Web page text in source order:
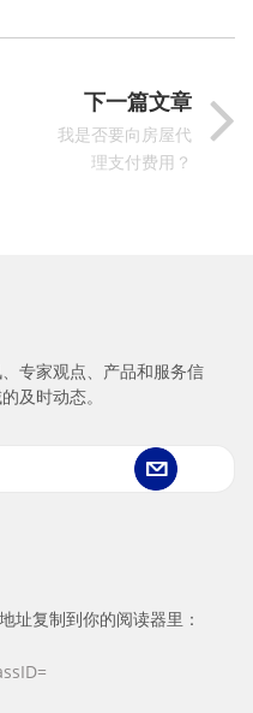
下一篇文章
我是否要向房屋代
理支付费用？
专家观点、产品和服务信
及时动态。
址复制到你的阅读器里：